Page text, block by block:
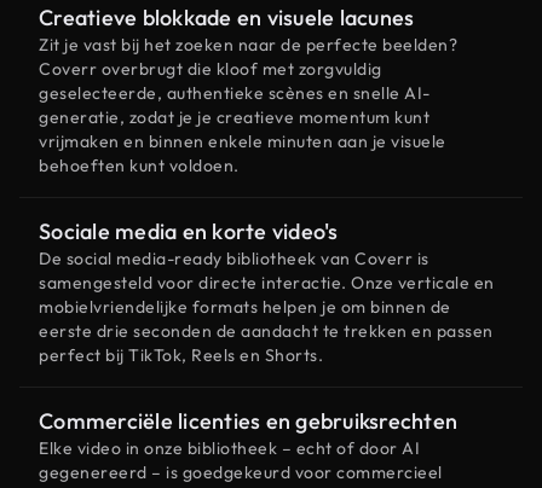
Creatieve blokkade en visuele lacunes
Zit je vast bij het zoeken naar de perfecte beelden?
Coverr overbrugt die kloof met zorgvuldig
geselecteerde, authentieke scènes en snelle AI-
generatie, zodat je je creatieve momentum kunt
vrijmaken en binnen enkele minuten aan je visuele
behoeften kunt voldoen.
Sociale media en korte video's
De social media-ready bibliotheek van Coverr is
samengesteld voor directe interactie. Onze verticale en
mobielvriendelijke formats helpen je om binnen de
eerste drie seconden de aandacht te trekken en passen
perfect bij TikTok, Reels en Shorts.
Commerciële licenties en gebruiksrechten
Elke video in onze bibliotheek – echt of door AI
gegenereerd – is goedgekeurd voor commercieel